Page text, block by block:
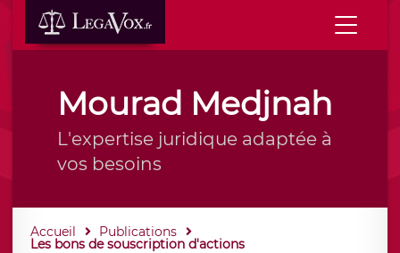
Mourad Medjnah
L'expertise juridique adaptée à
vos besoins
Accueil Publications
Les bons de souscription d'actions